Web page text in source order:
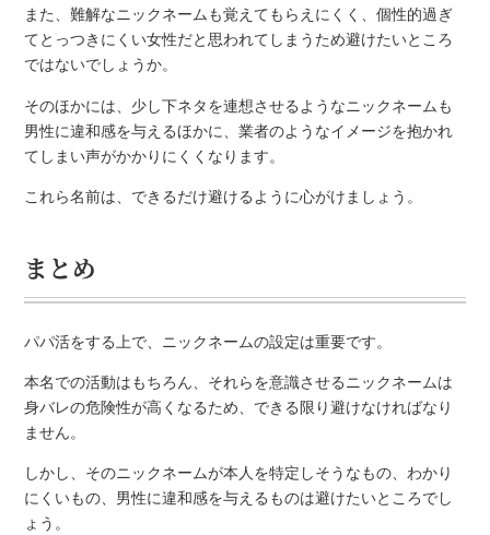
また、難解なニックネームも覚えてもらえにくく、個性的過ぎ
てとっつきにくい女性だと思われてしまうため避けたいところ
ではないでしょうか。
そのほかには、少し下ネタを連想させるようなニックネームも
男性に違和感を与えるほかに、業者のようなイメージを抱かれ
てしまい声がかかりにくくなります。
これら名前は、できるだけ避けるように心がけましょう。
まとめ
パパ活をする上で、ニックネームの設定は重要です。
本名での活動はもちろん、それらを意識させるニックネームは
身バレの危険性が高くなるため、できる限り避けなければなり
ません。
しかし、そのニックネームが本人を特定しそうなもの、わかり
にくいもの、男性に違和感を与えるものは避けたいところでし
ょう。